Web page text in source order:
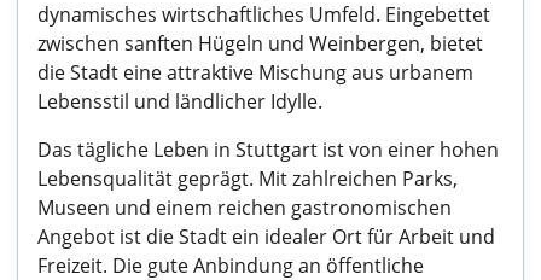
dynamisches wirtschaftliches Umfeld. Eingebettet
zwischen sanften Hügeln und Weinbergen, bietet
die Stadt eine attraktive Mischung aus urbanem
Lebensstil und ländlicher Idylle.
Das tägliche Leben in Stuttgart ist von einer hohen
Lebensqualität geprägt. Mit zahlreichen Parks,
Museen und einem reichen gastronomischen
Angebot ist die Stadt ein idealer Ort für Arbeit und
Freizeit. Die gute Anbindung an öffentliche